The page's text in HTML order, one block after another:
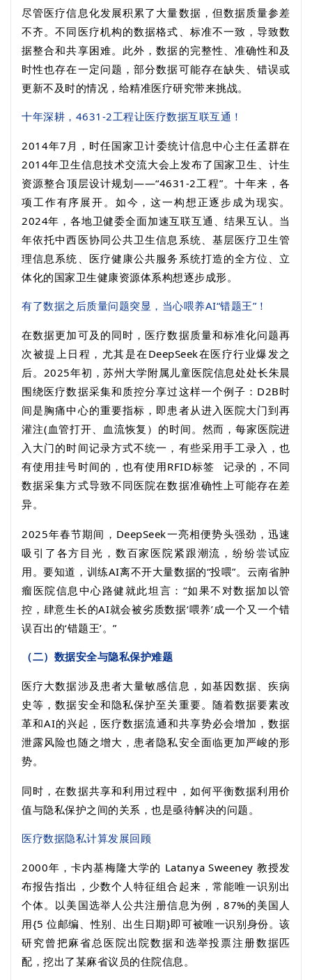
尽管医疗信息化发展积累了大量数据，但数据质量参差
不齐。不同医疗机构的数据格式、标准不一致，导致数
据整合和共享困难。此外，数据的完整性、准确性和及
时性也存在一定问题，部分数据可能存在缺失、错误或
更新不及时的情况，给精准医疗研究带来挑战。
十年深耕， 4631-2工程让医疗数据互联互通！
2014年7 月，时任国家卫计委统计信息中心主任孟群在
2014年卫生信息技术交流大会上发布了国家卫生、计生
资源整合顶层设计规划——“4631-2工程”。十年来，各
项工作有序展开。如今，这一构想正逐步成为现实。
2024年，各地卫健委全面加速互联互通、结果互认。当
年依托中西医协同公共卫生信息系统、基层医疗卫生管
理信息系统、医疗健康公共服务系统打造的全方位、立
体化的国家卫生健康资源体系构想逐步成形。
有了数据之后质量问题突显，当心喂养AI“错题王”！
在数据更加可及的同时，医疗数据质量和标准化问题再
次被提上日程，尤其是在 DeepSeek在医疗行业爆发之
后。 2025年初，苏州大学附属儿童医院信息处处长朱晨
围绕医疗数据采集和质控分享过这样一个例子： D2B时
间是胸痛中心的重要指标，即患者从进入医院大门到再
灌注( 血管打开、血流恢复）的时间。然而，每家医院进
入大门的时间记录方式不统一，有些采用手工录入，也
有使用挂号时间的，也有使用RFID标签
记录的，不同
数据采集方式导致不同医院在数据准确性上可能存在差
异。
2025年春节期间， DeepSeek一亮相便势头强劲，迅速
吸引了各方目光，数百家医院紧跟潮流，纷纷尝试应
用。要知道，训练AI离不开大量数据的“投喂”。云南省肿
瘤医院信息中心路健就此坦言：“如果不对数据加以管
控，肆意生长的AI就会被劣质数据‘喂养’成一个又一个错
误百出的‘错题王’。”
（二）数据安全与隐私保护难题
医疗大数据涉及患者大量敏感信息，如基因数据、疾病
史等，数据安全和隐私保护至关重要。随着数据要素改
革和AI的兴起，医疗数据流通和共享势必会增加，数据
泄露风险也随之增大，患者隐私安全面临更加严峻的形
势。
同时，在数据共享和利用过程中，如何平衡数据利用价
值与隐私保护之间的关系，也是亟待解决的问题。
医疗数据隐私计算发展回顾
2000年，卡内基梅隆大学的 Latanya Sweeney教授发
布报告指出，少数个人特征组合起来，常能唯一识别出
个体。以美国选举人公共注册信息为例，87%的美国人
用{5位邮编、性别、出生日期}即可被唯一识别身份。该
研究曾把麻省总医院出院数据和选举投票注册数据匹
配，挖出了某麻省议员的住院信息。